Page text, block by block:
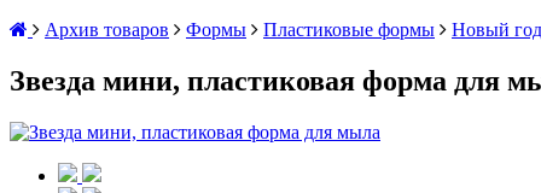
Архив товаров
Формы Пластиковые формы Новый год
Звезда мини, пластиковая форма для